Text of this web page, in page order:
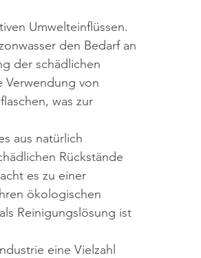
Umwelteinflüssen.
den Bedarf an
der schädlichen
Verwendung von
was zur
aus natürlich
Rückstände
es zu einer
ökologischen
Reinigungslösung ist
eine Vielzahl